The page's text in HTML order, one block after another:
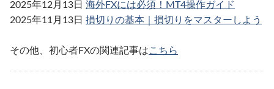
2025年12月13日 海外FXには必須！MT4操作ガイド
2025年11月13日 損切りの基本｜損切りをマスターしよう
その他、初心者FXの関連記事はこちら